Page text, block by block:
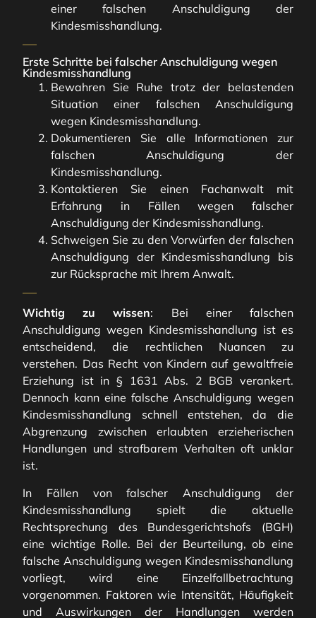
einer falschen Anschuldigung der
Kindesmisshandlung.
Erste Schritte bei falscher Anschuldigung wegen
Kindesmisshandlung
Bewahren Sie Ruhe trotz der belastenden
Situation einer falschen Anschuldigung
wegen Kindesmisshandlung.
Dokumentieren Sie alle Informationen zur
falschen Anschuldigung der
Kindesmisshandlung.
Kontaktieren Sie einen Fachanwalt mit
Erfahrung in Fällen wegen falscher
Anschuldigung der Kindesmisshandlung.
Schweigen Sie zu den Vorwürfen der falschen
Anschuldigung der Kindesmisshandlung bis
zur Rücksprache mit Ihrem Anwalt.
Wichtig zu wissen: Bei einer falschen
Anschuldigung wegen Kindesmisshandlung ist es
entscheidend, die rechtlichen Nuancen zu
verstehen. Das Recht von Kindern auf gewaltfreie
Erziehung ist in § 1631 Abs. 2 BGB verankert.
Dennoch kann eine falsche Anschuldigung wegen
Kindesmisshandlung schnell entstehen, da die
Abgrenzung zwischen erlaubten erzieherischen
Handlungen und strafbarem Verhalten oft unklar
ist.
In Fällen von falscher Anschuldigung der
Kindesmisshandlung spielt die aktuelle
Rechtsprechung des Bundesgerichtshofs (BGH)
eine wichtige Rolle. Bei der Beurteilung, ob eine
falsche Anschuldigung wegen Kindesmisshandlung
vorliegt, wird eine Einzelfallbetrachtung
vorgenommen. Faktoren wie Intensität, Häufigkeit
und Auswirkungen der Handlungen werden